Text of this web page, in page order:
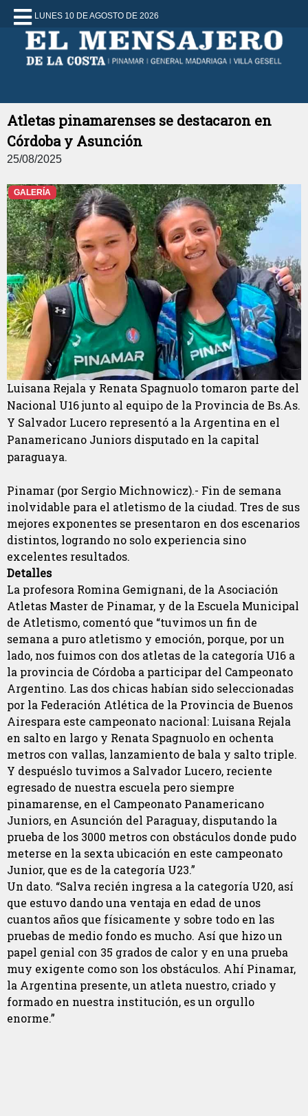
LUNES 10 DE AGOSTO DE 2026
Atletas pinamarenses se destacaron en
Córdoba y Asunción
25/08/2025
GALERÍA
Luisana Rejala y Renata Spagnuolo tomaron parte del
Nacional U16 junto al equipo de la Provincia de Bs.As.
Y Salvador Lucero representó a la Argentina en el
Panamericano Juniors disputado en la capital
paraguaya.
Pinamar (por Sergio Michnowicz).- Fin de semana
inolvidable para el atletismo de la ciudad. Tres de sus
mejores exponentes se presentaron en dos escenarios
distintos, logrando no solo experiencia sino
excelentes resultados.
Detalles
La profesora Romina Gemignani, de la Asociación
Atletas Master de Pinamar, y de la Escuela Municipal
de Atletismo, comentó que “tuvimos un fin de
semana a puro atletismo y emoción, porque, por un
lado, nos fuimos con dos atletas de la categoría U16 a
la provincia de Córdoba a participar del Campeonato
Argentino. Las dos chicas habían sido seleccionadas
por la Federación Atlética de la Provincia de Buenos
Airespara este campeonato nacional: Luisana Rejala
en salto en largo y Renata Spagnuolo en ochenta
metros con vallas, lanzamiento de bala y salto triple.
Y despuéslo tuvimos a Salvador Lucero, reciente
egresado de nuestra escuela pero siempre
pinamarense, en el Campeonato Panamericano
Juniors, en Asunción del Paraguay, disputando la
prueba de los 3000 metros con obstáculos donde pudo
meterse en la sexta ubicación en este campeonato
Junior, que es de la categoría U23.”
Un dato. “Salva recién ingresa a la categoría U20, así
que estuvo dando una ventaja en edad de unos
cuantos años que físicamente y sobre todo en las
pruebas de medio fondo es mucho. Así que hizo un
papel genial con 35 grados de calor y en una prueba
muy exigente como son los obstáculos. Ahí Pinamar,
la Argentina presente, un atleta nuestro, criado y
formado en nuestra institución, es un orgullo
enorme.”